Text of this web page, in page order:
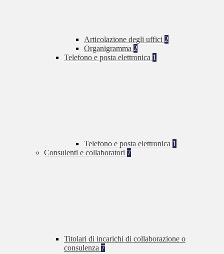
Articolazione degli uffici 2
Organigramma 2
Telefono e posta elettronica 1
Telefono e posta elettronica 1
Consulenti e collaboratori 7
Titolari di incarichi di collaborazione o
consulenza 7